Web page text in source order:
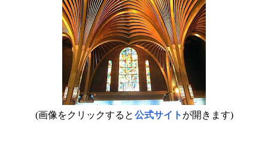
(画像をクリックすると 公式サイト が開きます)